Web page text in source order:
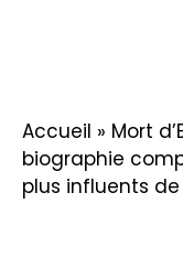
Accueil » Mort
biographie
plus influents de